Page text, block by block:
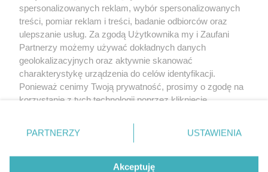
O nas
Informacje prawne
Nasze serwisy
spersonalizowanych reklam, wybór spersonalizowanych
treści, pomiar reklam i treści, badanie odbiorców oraz
ulepszanie usług. Za zgodą Użytkownika my i Zaufani
Partnerzy możemy używać dokładnych danych
geolokalizacyjnych oraz aktywnie skanować
charakterystykę urządzenia do celów identyfikacji.
Ponieważ cenimy Twoją prywatność, prosimy o zgodę na
korzystanie z tych technologii poprzez kliknięcie
zmienić/wycofać klikając przycisk ustawień prywatności
znajdujący się w lewym dolnym rogu strony
rodzaje przetwarzania danych nie wymagają zgody
użytkownika, ale masz prawo sprzeciwić się takiemu
PARTNERZY USTAWIENIA
Akceptuję